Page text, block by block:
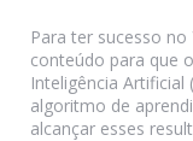
Para ter sucesso
conteúdo para que
Inteligência
algoritmo de
alcançar esses